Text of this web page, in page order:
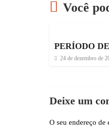
Você
PERÍODO
24 de dezembro de
Deixe um
O seu endereço de